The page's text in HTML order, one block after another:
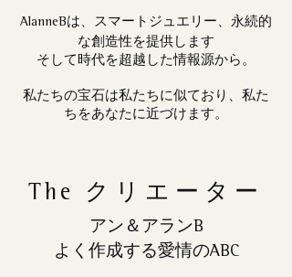
AlanneBは、スマートジュエリー、永続的
な創造性を提供します
そして時代を超越した情報源から。
私たちの宝石は私たちに似ており、私た
ちをあなたに近づけます。
The クリエーター
アン＆アランB
よく作成する愛情のABC